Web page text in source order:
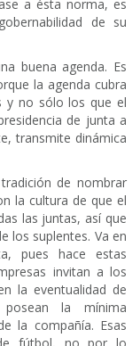
a ésta norma, es
de su
buena agenda. Es
la agenda cubra
y no sólo los que el
de junta a
transmite dinámica
de nombrar
la cultura de que el
las juntas, así que
los suplentes. Va en
pues hace estas
invitan a los
la eventualidad de
la mínima
la compañía. Esas